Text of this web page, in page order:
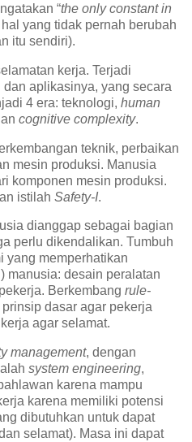
“the only constant in
hal yang tidak pernah berubah
itu sendiri).
kerja. Terjadi
aplikasinya, yang secara
4 era: teknologi, human
cognitive complexity.
teknik, perbaikan
mesin produksi. Manusia
komponen mesin produksi.
istilah Safety-I.
dianggap sebagai bagian
perlu dikendalikan. Tumbuh
yang memperhatikan
manusia: desain peralatan
Berkembang rule-
dasar agar pekerja
agar selamat.
management, dengan
system engineering,
karena mampu
karena memiliki potensi
dibutuhkan untuk dapat
selamat). Masa ini dapat